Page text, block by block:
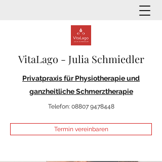
VitaLago - Julia Schmiedler
Privatpraxis für Physiotherapie und
ganzheitliche Schmerztherapie
Telefon: 08807 9478448
Termin vereinbaren